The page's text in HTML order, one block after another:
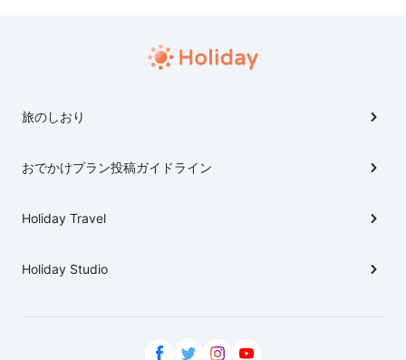
旅のしおり
おでかけプラン投稿ガイドライン
Holiday Travel
Holiday Studio